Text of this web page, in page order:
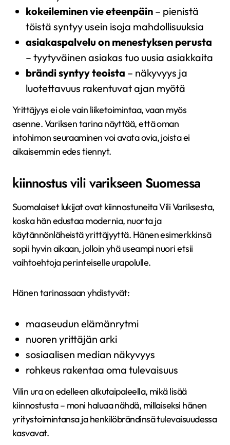
kokeileminen vie eteenpäin– pienistä
töistä syntyy usein isoja mahdollisuuksia
asiakaspalvelu on menestyksen perusta
– tyytyväinen asiakas tuo uusia asiakkaita
brändi syntyy teoista – näkyvyys ja
luotettavuus rakentuvat ajan myötä
Yrittäjyys ei ole vain liiketoimintaa, vaan myös
asenne. Variksen tarina näyttää, että oman
intohimon seuraaminen voi avata ovia, joista ei
aikaisemmin edes tiennyt.
kiinnostus vili varikseen Suomessa
Suomalaiset lukijat ovat kiinnostuneita Vili Variksesta,
koska hän edustaa modernia, nuorta ja
käytännönläheistä yrittäjyyttä. Hänen esimerkkinsä
sopii hyvin aikaan, jolloin yhä useampi nuori etsii
vaihtoehtoja perinteiselle urapolulle.
Hänen tarinassaan yhdistyvät:
maaseudun elämänrytmi
nuoren yrittäjän arki
sosiaalisen median näkyvyys
rohkeus rakentaa oma tulevaisuus
Vilin ura on edelleen alkutaipaleella, mikä lisää
kiinnostusta – moni haluaa nähdä, millaiseksi hänen
yritystoimintansa ja henkilöbrändinsä tulevaisuudessa
kasvavat.